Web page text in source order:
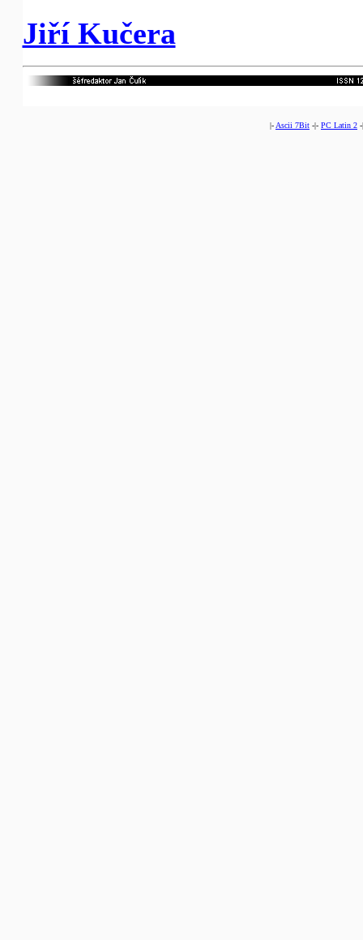
Jiří Kučera
|- Ascii 7Bit -|- PC Latin 2